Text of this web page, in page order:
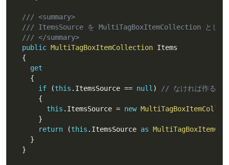
/// <summary>
/// ItemsSource を MultiTagBoxItemCollection として
/// </summary>
public MultiTagBoxItemCollection Items
{
get
{
if
(this . ItemsSource == null )
// なければ作る
{
this . ItemsSource = new
}
return
(this . ItemsSource as
}
}